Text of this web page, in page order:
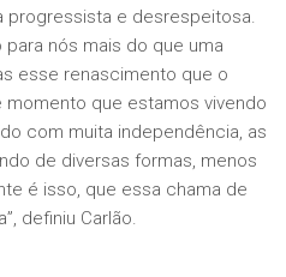
progressista e desrespeitosa.
nós mais do que uma
esse renascimento que o
momento que estamos vivendo
com muita independência, as
de diversas formas, menos
é isso, que essa chama de
definiu Carlão.